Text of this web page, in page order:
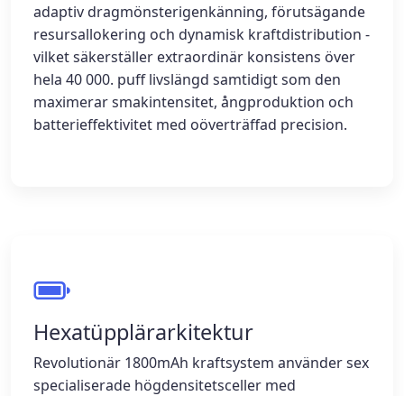
adaptiv dragmönsterigenkänning, förutsägande
resursallokering och dynamisk kraftdistribution -
vilket säkerställer extraordinär konsistens över
hela 40 000. puff livslängd samtidigt som den
maximerar smakintensitet, ångproduktion och
batterieffektivitet med oöverträffad precision.
Hexatüpplärarkitektur
Revolutionär 1800mAh kraftsystem använder sex
specialiserade högdensitetsceller med